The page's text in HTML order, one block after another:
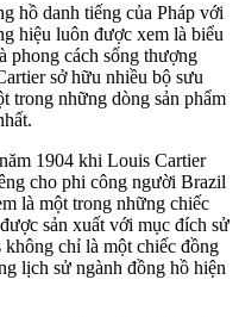
hồ danh tiếng của Pháp với
hiệu luôn được xem là biểu
phong cách sống thượng
sở hữu nhiều bộ sưu
trong những dòng sản phẩm
1904 khi Louis Cartier
cho phi công người Brazil
là một trong những chiếc
sản xuất với mục đích sử
chỉ là một chiếc đồng
lịch sử ngành đồng hồ hiện